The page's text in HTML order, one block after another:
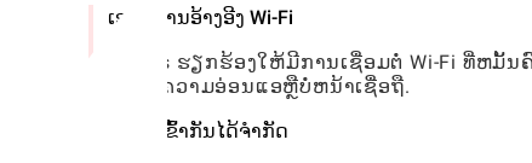
ເອກະສານອ້າງອີງ Wi-Fi
ແອັບ is ຮຽກຮ້ອງໃຫ້ມີການເຊື່ອມຕໍ່ Wi-Fi ທີ່ຫມັ້
ໃຊ້ທີ່ມີຄວາມອ່ອນແອຫຼືບໍ່ຫນ້າເຊື່ອຖື.
ຄວາມເຂົ້າກັນໄດ້ຈໍາກັດ